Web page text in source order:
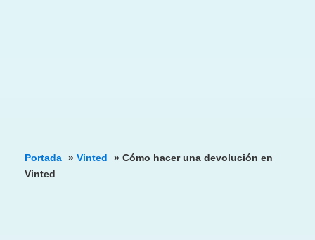
Portada » Vinted » Cómo hacer una devolución en
Vinted